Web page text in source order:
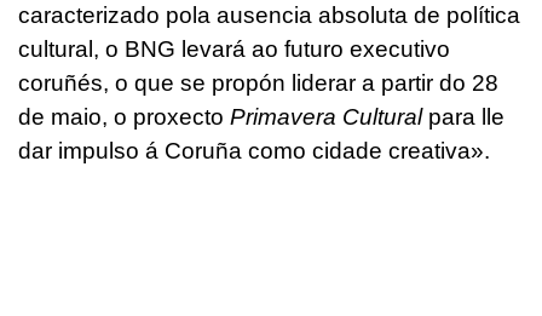
caracterizado pola ausencia absoluta de política
cultural, o BNG levará ao futuro executivo
coruñés, o que se propón liderar a partir do 28
de maio, o proxecto Primavera Culturalpara lle
dar impulso á Coruña como cidade creativa».